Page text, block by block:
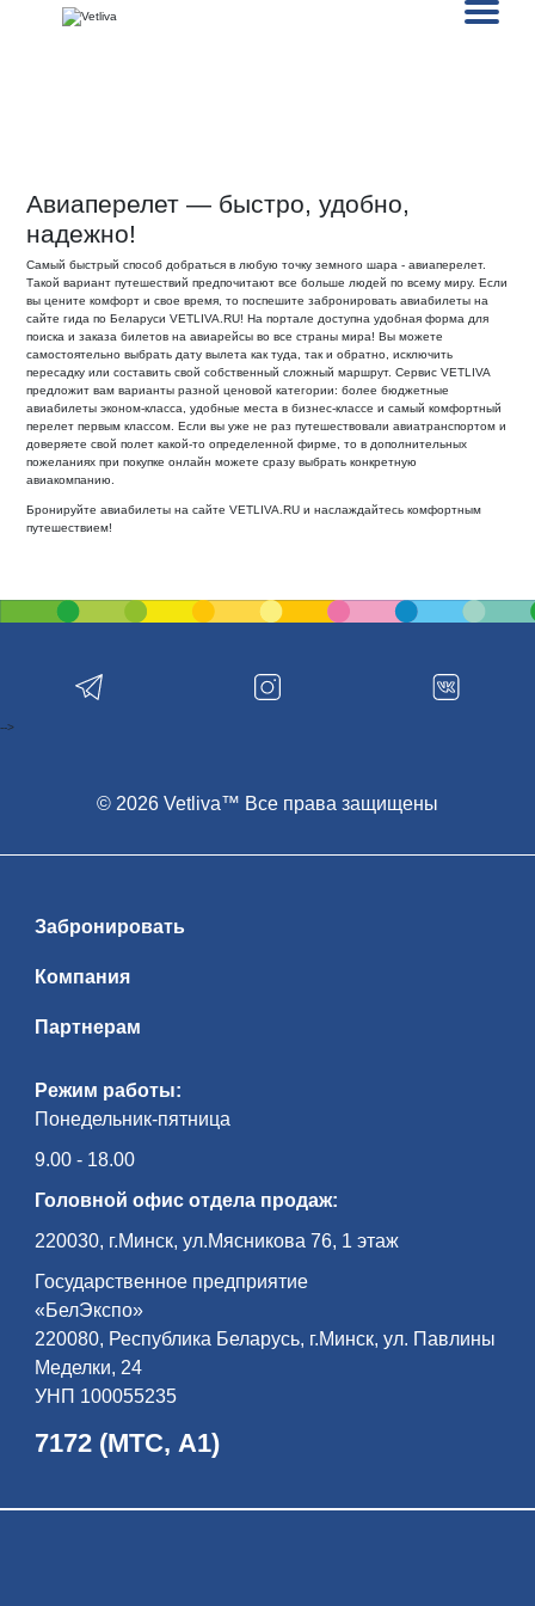
Авиаперелет — быстро, удобно,
надежно!
Самый быстрый способ добраться в любую точку земного шара - авиаперелет.
Такой вариант путешествий предпочитают все больше людей по всему миру. Если
вы цените комфорт и свое время, то поспешите забронировать авиабилеты на
сайте гида по Беларуси VETLIVA.RU! На портале доступна удобная форма для
поиска и заказа билетов на авиарейсы во все страны мира! Вы можете
самостоятельно выбрать дату вылета как туда, так и обратно, исключить
пересадку или составить свой собственный сложный маршрут. Сервис VETLIVA
предложит вам варианты разной ценовой категории: более бюджетные
авиабилеты эконом-класса, удобные места в бизнес-классе и самый комфортный
перелет первым классом. Если вы уже не раз путешествовали авиатранспортом и
доверяете свой полет какой-то определенной фирме, то в дополнительных
пожеланиях при покупке онлайн можете сразу выбрать конкретную
авиакомпанию.
Бронируйте авиабилеты на сайте VETLIVA.RU и наслаждайтесь комфортным
путешествием!
Режим работы:
Понедельник-пятница
9.00 - 18.00
Головной офис отдела продаж:
220030, г.Минск, ул.Мясникова 76, 1 этаж
Государственное предприятие
«БелЭкспо»
220080, Республика Беларусь, г.Минск, ул. Павлины
Меделки, 24
УНП 100055235
7172 (МТС, А1)
Забронировать
Компания
Партнерам
© 2026 Vetliva™ Все права защищены
-->